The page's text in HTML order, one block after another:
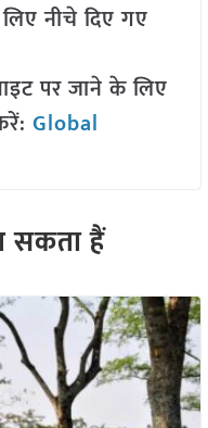
नीचे दिए गए
पर जाने के लिए
Global
हैं